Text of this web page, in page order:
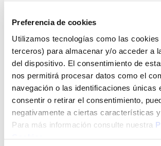
Preferencia de cookies
Utilizamos tecnologías como las
terceros) para almacenar y/o acceder a
del dispositivo. El consentimiento de
nos permitirá procesar datos como el
navegación o las identificaciones únicas
consentir o retirar el consentimiento,
negativamente a ciertas características
Para más información consulte nuestra
Click&Collect - Recogida gratis
en nuestras tiendas
5